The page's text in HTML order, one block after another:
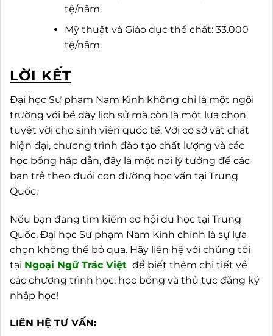
tệ/năm.
Mỹ thuật và Giáo dục thể chất: 33.000
tệ/năm.
LỜI KẾT
Đại học Sư phạm Nam Kinh không chỉ là một ngôi
trường với bề dày lịch sử mà còn là một lựa chọn
tuyệt vời cho sinh viên quốc tế. Với cơ sở vật chất
hiện đại, chương trình đào tạo chất lượng và các
học bổng hấp dẫn, đây là một nơi lý tưởng để các
bạn trẻ theo đuổi con đường học vấn tại Trung
Quốc.
Nếu bạn đang tìm kiếm cơ hội du học tại Trung
Quốc, Đại học Sư phạm Nam Kinh chính là sự lựa
chọn không thể bỏ qua. Hãy liên hệ với chúng tôi
tại Ngoại Ngữ Trác Việt để biết thêm chi tiết về
các chương trình học, học bổng và thủ tục đăng ký
nhập học!
LIÊN HỆ TƯ VẤN: